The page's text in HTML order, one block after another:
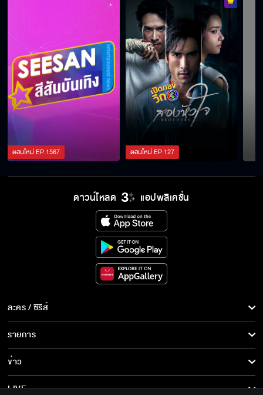
ตอนใหม่EP.1567 ตอนใหม่EP.127
ดาวน์โหลด แอปพลิเคชั่น
ละคร / ซีรีส์
ละคร/ซีรีส์
ซีรีส์นานาชาติ
การ์ตูน & เกม
รายการ
รายการทั้งหมด
ข่าว
ข่าวทั้งหมด
LIVE